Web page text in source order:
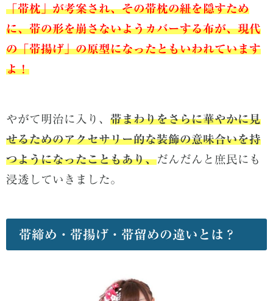
「帯枕」が考案され、その帯枕の紐を隠すため
に、帯の形を崩さないようカバーする布が、現代
の「帯揚げ」の原型になったともいわれています
よ！
やがて明治に入り、 帯まわりをさらに華やかに見
せるためのアクセサリー的な装飾の意味合いを持
つようになったこともあり、だんだんと庶民にも
浸透していきました。
帯締め・帯揚げ・帯留めの違いとは？